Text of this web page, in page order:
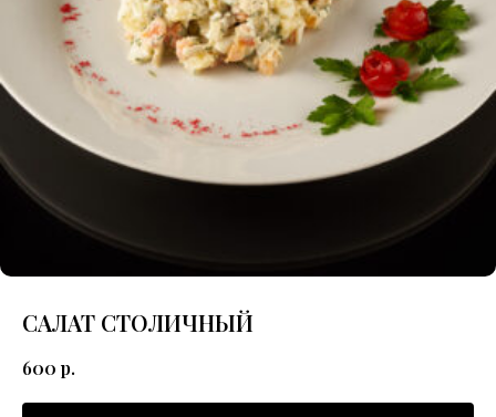
САЛАТ СТОЛИЧНЫЙ
600 р.